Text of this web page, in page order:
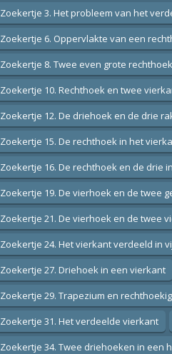
Zoekertje 3. Het probleem van het
Zoekertje 6. Oppervlakte van een
Zoekertje 8. Twee even grote
Zoekertje 10. Rechthoek en twee
Zoekertje 12. De driehoek en de drie
Zoekertje 15. De rechthoek in het
Zoekertje 16. De rechthoek en de drie
Zoekertje 19. De vierhoek en de twee
Zoekertje 21. De vierhoek en de twee
Zoekertje 24. Het vierkant verdeeld in
Zoekertje 27. Driehoek in een vierkant
Zoekertje 29. Trapezium en
Zoekertje 31. Het verdeelde vierkant
Zoekertje 34. Twee driehoeken in een